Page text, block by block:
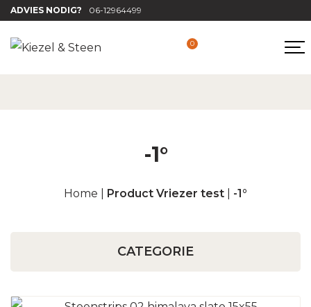
ADVIES NODIG? 06-12964499
0
-1°
Home Product Vriezer test -1°
CATEGORIE